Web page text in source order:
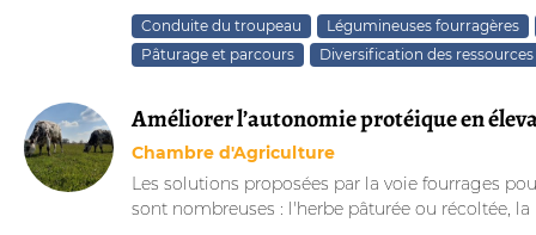
Conduite du troupeau
Légumineuses fourragères
Pâturage et parcours
Diversification des
Améliorer l’autonomie protéique en
Chambre d'Agriculture
Les solutions proposées par la voie fourrages
sont nombreuses : l'herbe pâturée ou récoltée, la